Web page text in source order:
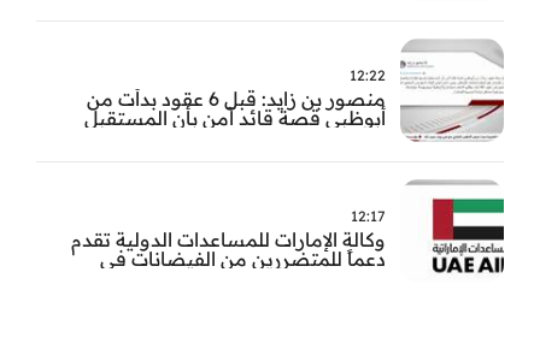
12:22
منصور بن زايد: قبل 6 عقود بدأت من
أبوظبي قصة قائد آمن بأن المستقبل
12:17
وكالة الإمارات للمساعدات الدولية تقدم
دعماً للمتضررين من الفيضانات في